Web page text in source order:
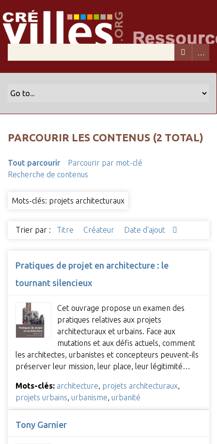
PARCOURIR LES CONTENUS (2 TOTAL)
Tout parcourir
Parcourir par mot-clé
Recherche de contenus
Mots-clés: projets architecturaux
Trier par : Titre Créateur Date d'ajout
Pratiques de projet en architecture : le
tournant silencieux
Cet ouvrage propose un examen des
pratiques relatives aux projets
architecturaux et urbains. Face aux
mutations et aux défis actuels, comment
les architectes, urbanistes et concepteurs peuvent-ils
préserver leur mission, leur place, leur légitimité…
Mots-clés: architecture projets architecturaux
projets urbains urbanisme urbanité
Tony Garnier